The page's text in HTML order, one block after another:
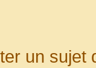
un sujet